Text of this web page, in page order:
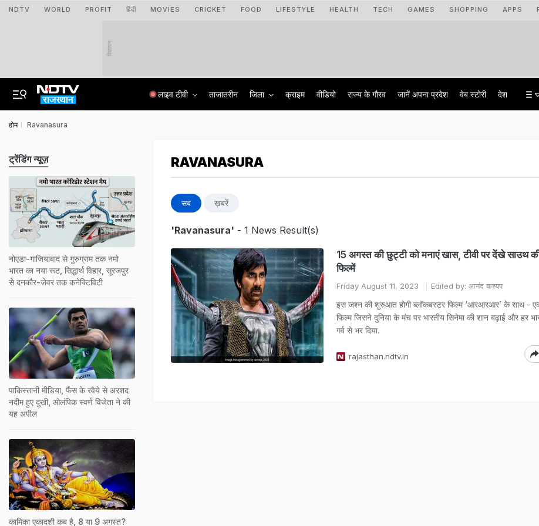
NDTV WORLD PROFIT हिंदी MOVIES CRICKET FOOD LIFESTYLE HEALTH TECH GAMES SHOPPING APPS
विज्ञापन
लाइव टीवी ताजातरीन जिला क्राइम वीडियो राज्‍य के गौरव जानें अपना प्रदेश वेब स्टोरी देश
होम Ravanasura
RAVANASURA
सब ख़बरें
'Ravanasura' - 1 News Result(s)
15 अगस्त की छुट्टी को मनाएं खास, टीवी पर देंखे साउथ
फिल्में
Friday August 11, 2023 Edited by: आनंद कश्यप
इस जश्न की शुरुआत होगी ब्लॉकबस्टर फिल्म ‘आरआरआर’ के साथ -
फिल्म जिसने दुनिया के मंच पर भारतीय सिनेमा की शान बढ़ाई और हर
गर्व से भर दिया.
rajasthan.ndtv.in
ट्रेंडिंग न्यूज़
नोएडा-गाजियाबाद से गुरुग्राम तक नमो
भारत का नया रूट, सिद्धार्थ विहार, सूरजपुर
से दनकौर-जेवर तक कनेक्टिविटी
पाकिस्तानी मीडिया, फैंस के रवैये से अरशद
नदीम हुए दुखी, ओलंपिक स्वर्ण विजेता ने की
यह अपील
कामिका एकादशी कब है, 8 या 9 अगस्त?